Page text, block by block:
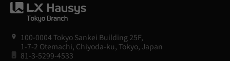
100-0004 Tokyo Sankei Building 25F,
1-7-2 Otemachi, Chiyoda-ku, Tokyo, Japan
81-3-5299-4533